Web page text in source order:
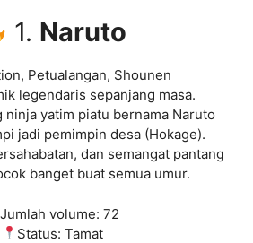
1. Naruto
Petualangan, Shounen
legendaris sepanjang masa.
ninja yatim piatu bernama Naruto
jadi pemimpin desa (Hokage).
dan semangat pantang
banget buat semua umur.
Jumlah volume: 72
Status: Tamat